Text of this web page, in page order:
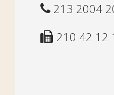
213 2004
210 42 12